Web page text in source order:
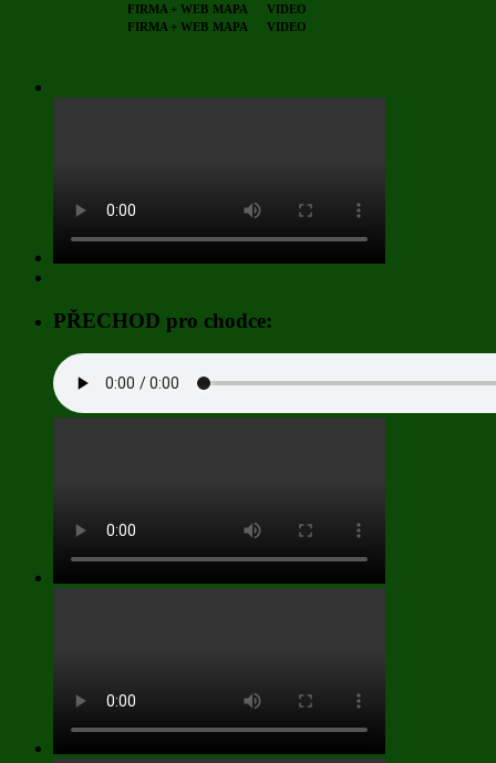
FIRMA + WEB MAPA
VIDEO
FIRMA + WEB MAPA VIDEO
PŘECHOD pro chodce: